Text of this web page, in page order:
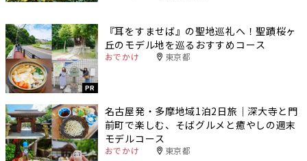
PR
『耳をすませば』の聖地巡礼へ！聖蹟桜ヶ
丘のモデル地を巡るおすすめコース
おでかけ 東京都
名古屋発・多摩地域1泊2日旅｜深大寺と門
前町で楽しむ、そばグルメと癒やしの週末
モデルコース
おでかけ 東京都